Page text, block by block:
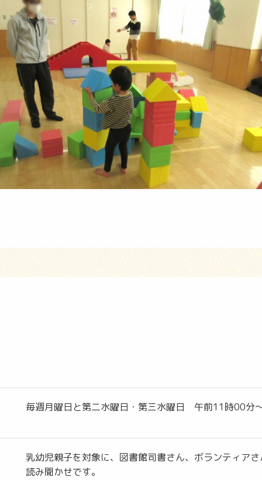
毎週月曜日と第二水曜日・第三水曜日 午前11時00分
乳幼児親子を対象に、図書館司書さん、ボランティア
読み聞かせです。